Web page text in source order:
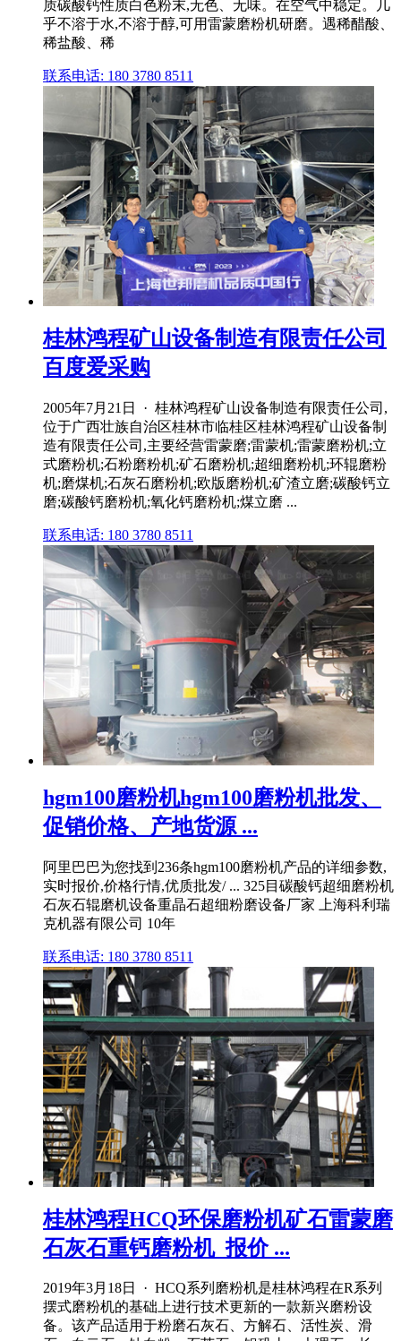
质碳酸钙性质白色粉末,无色、无味。在空气中稳定。几
乎不溶于水,不溶于醇,可用雷蒙磨粉机研磨。遇稀醋酸、
稀盐酸、稀
联系电话: 180 3780 8511
桂林鸿程矿山设备制造有限责任公司
百度爱采购
2005年7月21日 · 桂林鸿程矿山设备制造有限责任公司,
位于广西壮族自治区桂林市临桂区桂林鸿程矿山设备制
造有限责任公司,主要经营雷蒙磨;雷蒙机;雷蒙磨粉机;立
式磨粉机;石粉磨粉机;矿石磨粉机;超细磨粉机;环辊磨粉
机;磨煤机;石灰石磨粉机;欧版磨粉机;矿渣立磨;碳酸钙立
磨;碳酸钙磨粉机;氧化钙磨粉机;煤立磨 ...
联系电话: 180 3780 8511
hgm100磨粉机hgm100磨粉机批发、
促销价格、产地货源 ...
阿里巴巴为您找到236条hgm100磨粉机产品的详细参数,
实时报价,价格行情,优质批发/ ... 325目碳酸钙超细磨粉机
石灰石辊磨机设备重晶石超细粉磨设备厂家 上海科利瑞
克机器有限公司 10年
联系电话: 180 3780 8511
桂林鸿程HCQ环保磨粉机矿石雷蒙磨
石灰石重钙磨粉机_报价 ...
2019年3月18日 · HCQ系列磨粉机是桂林鸿程在R系列
摆式磨粉机的基础上进行技术更新的一款新兴磨粉设
备。该产品适用于粉磨石灰石、方解石、活性炭、滑